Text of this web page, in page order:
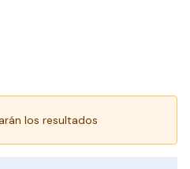
los resultados